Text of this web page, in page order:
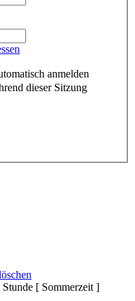
anmelden
dieser Sitzung
[ Sommerzeit ]